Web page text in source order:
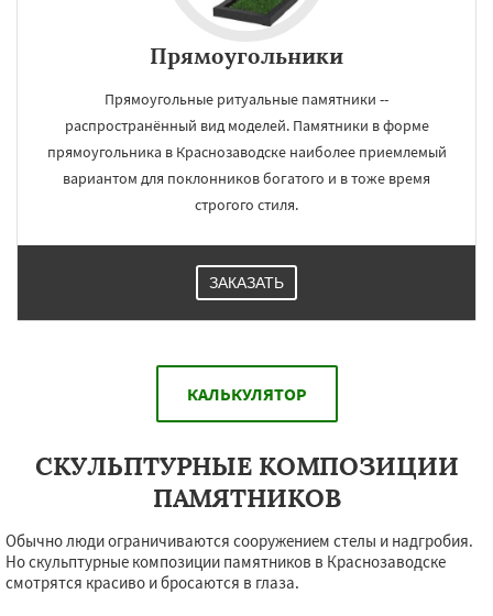
Прямоугольники
Прямоугольные ритуальные памятники --
распространённый вид моделей. Памятники в форме
прямоугольника в Краснозаводске наиболее приемлемый
вариантом для поклонников богатого и в тоже время
строгого стиля.
ЗАКАЗАТЬ
КАЛЬКУЛЯТОР
СКУЛЬПТУРНЫЕ КОМПОЗИЦИИ
ПАМЯТНИКОВ
Обычно люди ограничиваются сооружением стелы и надгробия.
Но скульптурные композиции памятников в Краснозаводске
смотрятся красиво и бросаются в глаза.